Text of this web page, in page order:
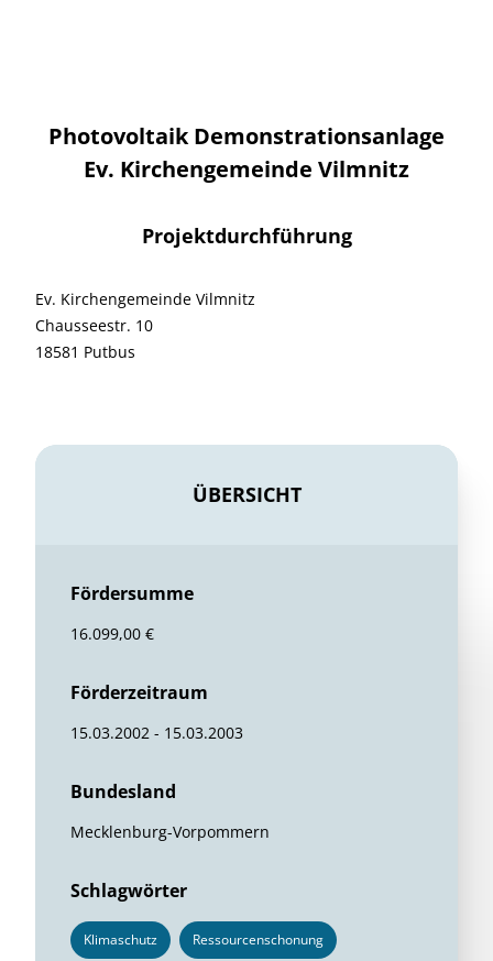
Photovoltaik Demonstrationsanlage
Ev. Kirchengemeinde Vilmnitz
Projektdurchführung
Ev. Kirchengemeinde Vilmnitz
Chausseestr. 10
18581 Putbus
ÜBERSICHT
Fördersumme
16.099,00 €
Förderzeitraum
15.03.2002 - 15.03.2003
Bundesland
Mecklenburg-Vorpommern
Schlagwörter
Klimaschutz Ressourcenschonung